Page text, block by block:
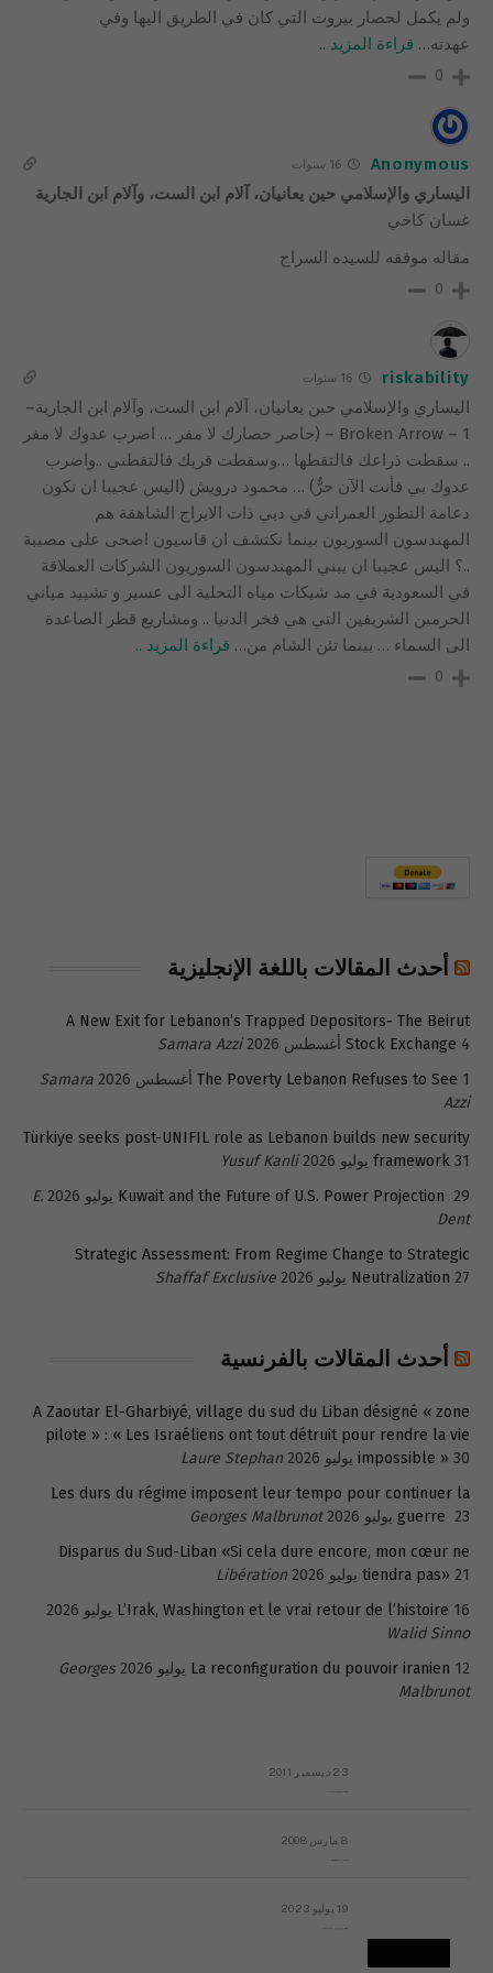
ولم يكمل لحصار بيروت التي كان في الطريق اليها وفي
عهدته… قراءة المزيد ..
0
Anonymous 16 سنوات
اليساري والإسلامي حين يعانيان، آلام ابن الست، وآلام ابن الجارية
غسان كاخي
مقاله موفقه للسيده السراج
0
riskability 16 سنوات
اليساري والإسلامي حين يعانيان، آلام ابن الست، وآلام ابن الجارية–
Broken Arrow – 1 – (حاصر حصارك لا مفر … اضرب عدوك لا مفر
.. سقطت ذراعك فالتقطها …وسقطت قربك فالتقطني ..واضرب
عدوك بي فأنت الآن حرٌّ) … محمود درويش (اليس عجيبا ان تكون
دعامة التطور العمراني في دبي ذات الابراج الشاهقة هم
المهندسون السوريون بينما نكتشف ان قاسيون اضحى على مصيبة
..؟ اليس عجيبا ان يبني المهندسون السوريون الشركات العملاقة
في السعودية في مد شبكات مياه التحلية الى عسير و تشييد مباني
الحرمين الشريفين التي هي فخر الدنيا .. ومشاريع قطر الصاعدة
الى السماء … بينما تئن الشام من… قراءة المزيد ..
0
أحدث المقالات باللغة الإنجليزية
A New Exit for Lebanon’s Trapped Depositors- The Beirut
Stock Exchange 4 أغسطس 2026
Samara Azzi
The Poverty Lebanon Refuses to See 1 أغسطس 2026
Samara
Azzi
Türkiye seeks post-UNIFIL role as Lebanon builds new security
framework 31 يوليو 2026
Yusuf Kanli
Kuwait and the Future of U.S. Power Projection 29 يوليو 2026
E.
Dent
Strategic Assessment: From Regime Change to Strategic
Neutralization 27 يوليو 2026 Shaffaf Exclusive
أحدث المقالات بالفرنسية
A Zaoutar El-Gharbiyé, village du sud du Liban désigné « zone
pilote » : « Les Israéliens ont tout détruit pour rendre la vie
impossible » 30 يوليو 2026
Laure Stephan
Les durs du régime imposent leur tempo pour continuer la
guerre 23 يوليو 2026
Georges Malbrunot
Disparus du Sud-Liban «Si cela dure encore, mon cœur ne
tiendra pas» 21 يوليو 2026
Libération
L’Irak, Washington et le vrai retour de l’histoire 16 يوليو 2026
Walid Sinno
La reconfiguration du pouvoir iranien 12 يوليو 2026
Georges
Malbrunot
23 ديسمبر 2011
8 مارس 2008
19 يوليو 2023